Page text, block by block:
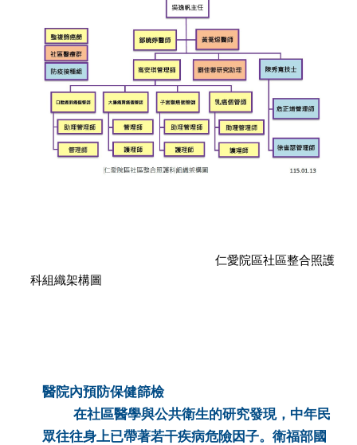
仁愛院區社區整合照護
科組織架構圖
醫院內預防保健篩檢
在社區醫學與公共衛生的研究發現，中年民
眾往往身上已帶著若干疾病危險因子。衛福部國